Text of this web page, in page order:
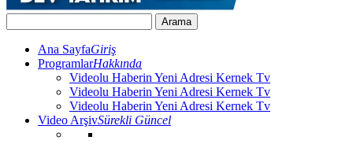
Ana SayfaGiriş
ProgramlarHakkında
Videolu Haberin Yeni Adresi Kernek Tv
Videolu Haberin Yeni Adresi Kernek Tv
Videolu Haberin Yeni Adresi Kernek Tv
Video ArşivSürekli Güncel